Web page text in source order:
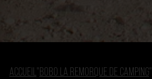
ACCUEIL"BOBO LA REMORQUE DE CAMPING"